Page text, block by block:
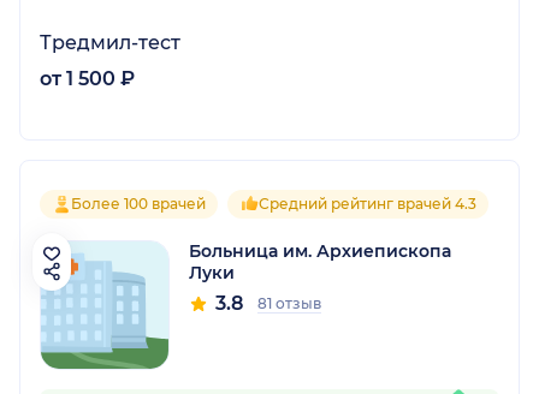
Тредмил-тест
от 1 500 ₽
Более 100 врачей Средний рейтинг врачей 4.3
Больница им. Архиепископа
Луки
3.8 81 отзыв